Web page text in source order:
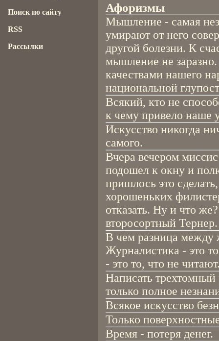
Афоризмы
Мышление - самая
умирают от него
другой болезни. К
мышление не
качествами нашего
национальной
Всякий, кто не
к чему привело наше
Искусство никогда
самого.
Вчера вечером
подошел к окну и
пришлось это
хорошеньких
отказать. Ну и что
второсортный Тернер.
В чем разница между
Журналистика - это
- это то, что не
Написать
только полное
Всякое искусство
Только
Время - потеря денег.
Поиск по сайту
RSS
Рассылки